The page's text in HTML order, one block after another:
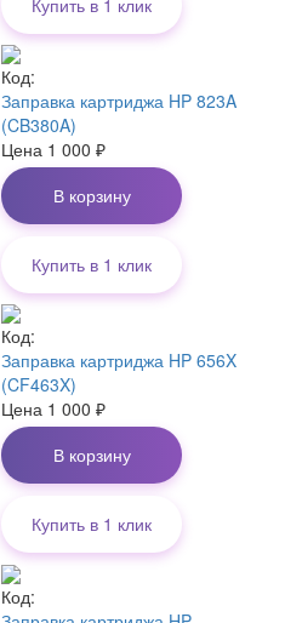
Код:
Заправка картриджа HP 823A
(CB380A)
Цена 1 000 ₽
В корзину
Купить в 1 клик
Код:
Заправка картриджа HP 656X
(CF463X)
Цена 1 000 ₽
В корзину
Купить в 1 клик
Код: